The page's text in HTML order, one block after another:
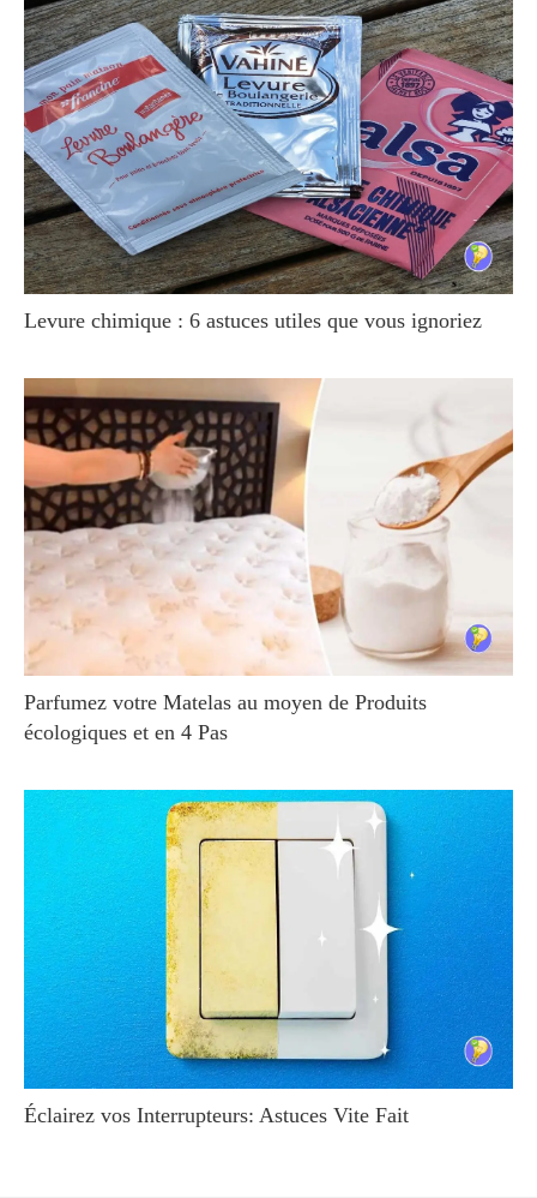
Levure chimique : 6 astuces utiles que vous ignoriez
Parfumez votre Matelas au moyen de Produits
écologiques et en 4 Pas
Éclairez vos Interrupteurs: Astuces Vite Fait